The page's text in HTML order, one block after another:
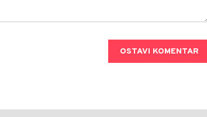
OSTAVI KOMENTAR